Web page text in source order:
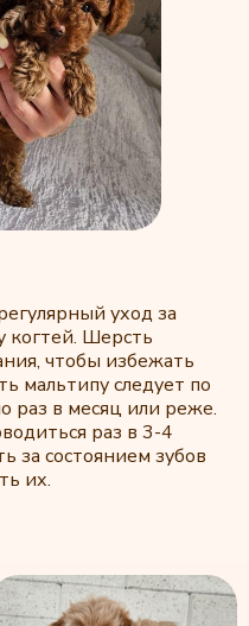
уход за
когтей. Шерсть
чтобы избежать
мальтипу следует по
раз в месяц или реже.
раз в 3-4
за состоянием зубов
их.